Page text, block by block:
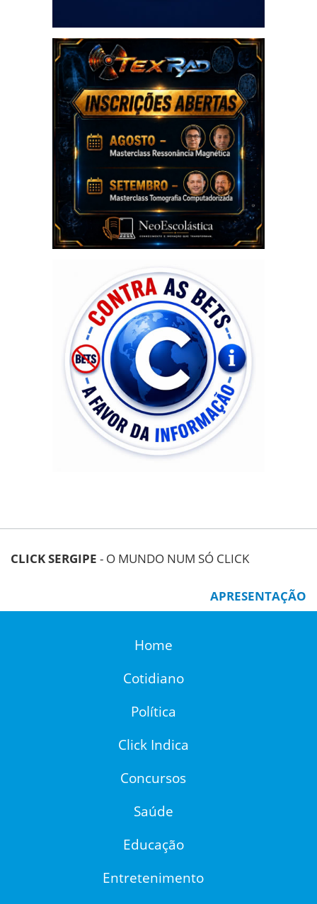
CLICK SERGIPE - O MUNDO NUM SÓ CLICK
APRESENTAÇÃO
Home
Cotidiano
Política
Click Indica
Concursos
Saúde
Educação
Entretenimento